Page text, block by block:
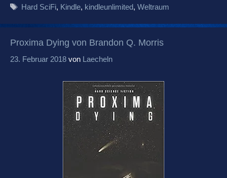
Schlagwörter
Hard SciFi, Kindle, kindleunlimited, Weltraum
Proxima Dying von Brandon Q. Morris
23. Februar 2018 von Laecheln